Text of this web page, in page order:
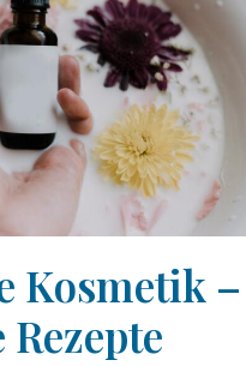
Kosmetik –